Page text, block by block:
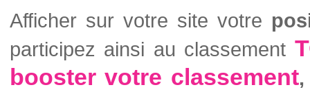
Afficher sur votre site votre
participez ainsi au classement
booster votre classement,